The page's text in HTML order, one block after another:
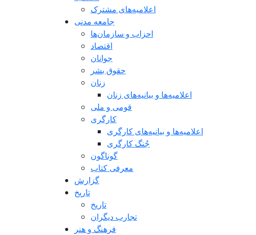
اعلامیه‌های مشترک
جامعه مدنی
احزاب و سازمان‌ها
اقتصاد
جوانان
حقوق بشر
زنان
اعلامیه‌ها و بیانیه‌های زنان
قومی و ملی
کارگری
اعلامیه‌ها و بیانیه‌های کارگری
جُنگ کارگری
گوناگون
معرفی کتاب
گزارش
تاریخ
تاريخ
تجارب ديگران
فرهنگ و هنر